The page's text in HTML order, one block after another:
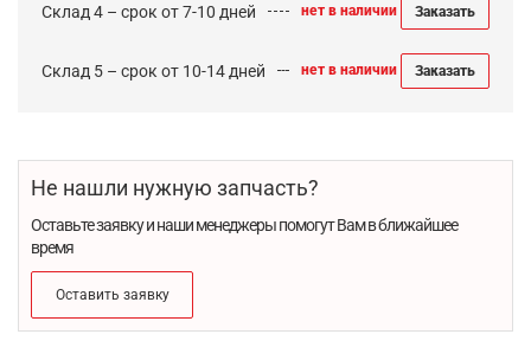
Склад 4 – срок от 7-10 дней нет в наличии Заказать
Склад 5 – срок от 10-14 дней нет в наличии Заказать
Не нашли нужную запчасть?
Оставьте заявку и наши менеджеры помогут Вам в ближайшее
время
Оставить заявку